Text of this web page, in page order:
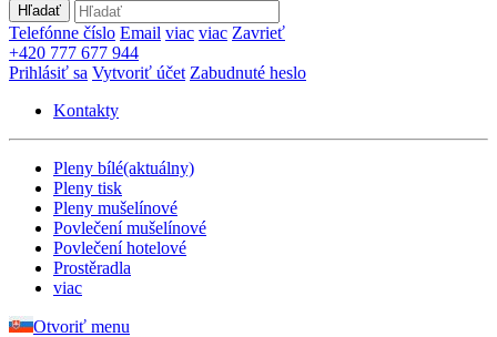
Hľadať
Telefónne číslo Email viac viac Zavrieť
+420 777 677 944
Prihlásiť sa Vytvoriť účet Zabudnuté heslo
Kontakty
Pleny bílé(aktuálny)
Pleny tisk
Pleny mušelínové
Povlečení mušelínové
Povlečení hotelové
Prostěradla
viac
Otvoriť menu